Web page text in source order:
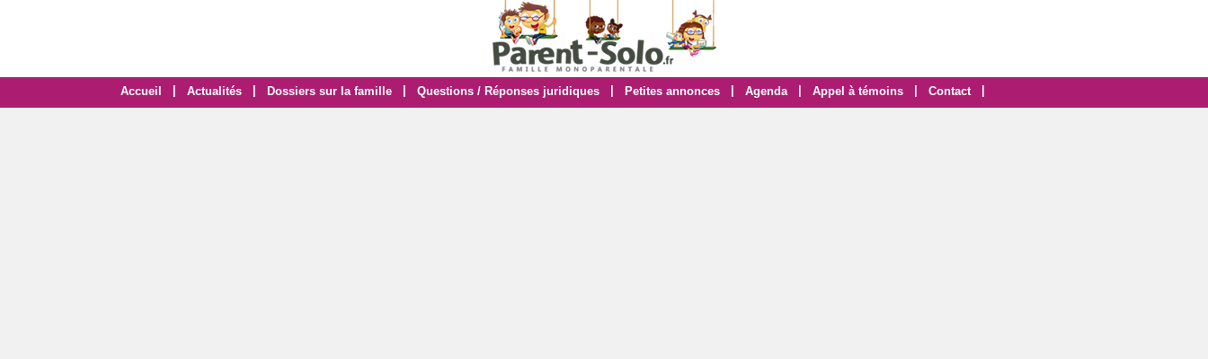
Accueil Actualités Dossiers sur la famille Questions / Réponses juridiques Petites annonces Agenda Appel à témoins Contact